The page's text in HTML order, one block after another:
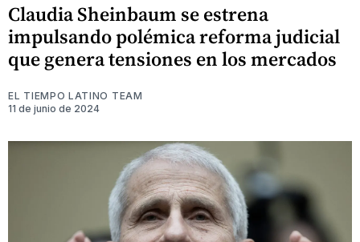
Claudia Sheinbaum se estrena
impulsando polémica reforma judicial
que genera tensiones en los mercados
EL TIEMPO LATINO TEAM
11 de junio de 2024